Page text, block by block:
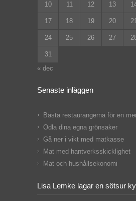
10 11 12 13
17 18 19 20
24 25 26 27
31
« dec
Senaste inläggen
Bästa restaurangerna för en
Odla dina egna grönsaker
Gå ner i vikt med matkasse
Mat med hantverksskicklighet
Mat och hushållsekonomi
Lisa Lemke lagar en sötsur